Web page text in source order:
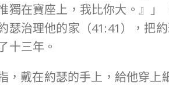
獨在寶座上，我比你大。』
瑟治理他的家（41:41），把
十三年。
，戴在約瑟的手上，給他穿上